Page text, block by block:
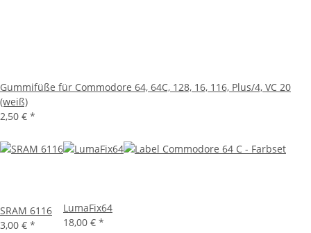
Gummifüße für Commodore 64, 64C, 128, 16, 116, Plus/4, VC 20
(weiß)
2,50 € *
SRAM 6116
3,00 € *
LumaFix64
18,00 € *